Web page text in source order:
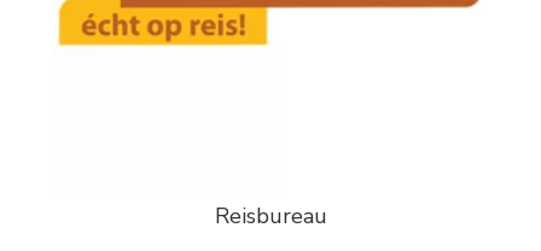
Reisbureau